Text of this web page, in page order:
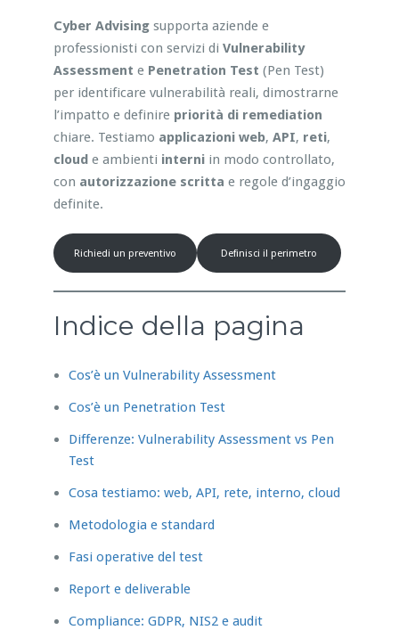
Cyber Advisingsupporta aziende e
professionisti con servizi di Vulnerability
Assessment e Penetration Test (Pen Test)
per identificare vulnerabilità reali, dimostrarne
l’impatto e definire priorità di remediation
chiare. Testiamo applicazioni web, API, reti,
cloude ambienti interniin modo controllato,
con autorizzazione scritta e regole d’ingaggio
definite.
Richiedi un preventivo Definisci il perimetro
Indice della pagina
Cos’è un Vulnerability Assessment
Cos’è un Penetration Test
Differenze: Vulnerability Assessment vs Pen
Test
Cosa testiamo: web, API, rete, interno, cloud
Metodologia e standard
Fasi operative del test
Report e deliverable
Compliance: GDPR, NIS2 e audit